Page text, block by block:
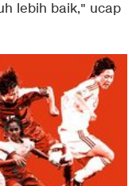
lebih baik," ucap